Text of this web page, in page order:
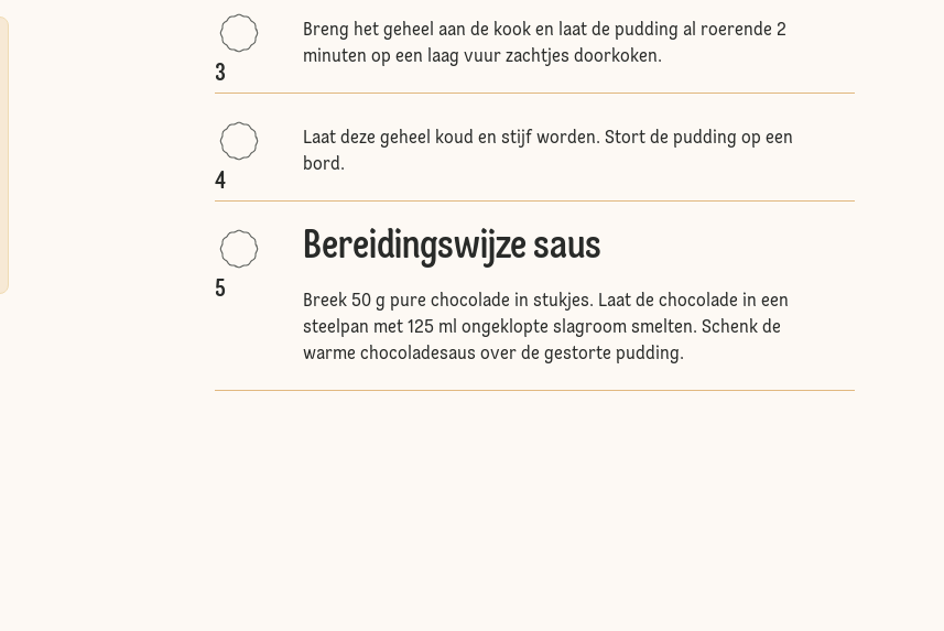
3
Breng het geheel aan de kook en laat de pudding al roerende 2
minuten op een laag vuur zachtjes doorkoken.
4
Laat deze geheel koud en stijf worden. Stort de pudding op een
bord.
5
Bereidingswijze saus
Breek 50 g pure chocolade in stukjes. Laat de chocolade in een
steelpan met 125 ml ongeklopte slagroom smelten. Schenk de
warme chocoladesaus over de gestorte pudding.